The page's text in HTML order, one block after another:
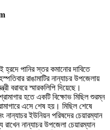
পানির স্তর কমানোর দাবিতে
রাঙামাটির নান্যাচর উপজেলায়
বরাবরে স্মারকলিপি দিয়েছে।
হতে একটি বিক্ষোভ মিছিল শুরম্ন
এসে শেষ হয়। মিছিল শেষে
ইউনিয়ন পরিষদের চেয়ারম্যান
নান্যাচর উপজেলা চেয়ারম্যান